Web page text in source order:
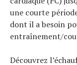
une courte
dont il a besoin
entraînement/
Découvrez